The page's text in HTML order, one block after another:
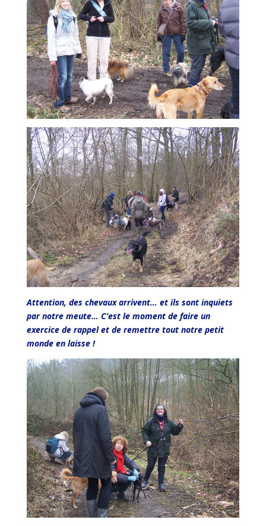
Attention, des chevaux arrivent… et ils sont inquiets
par notre meute… C’est le moment de faire un
exercice de rappel et de remettre tout notre petit
monde en laisse !